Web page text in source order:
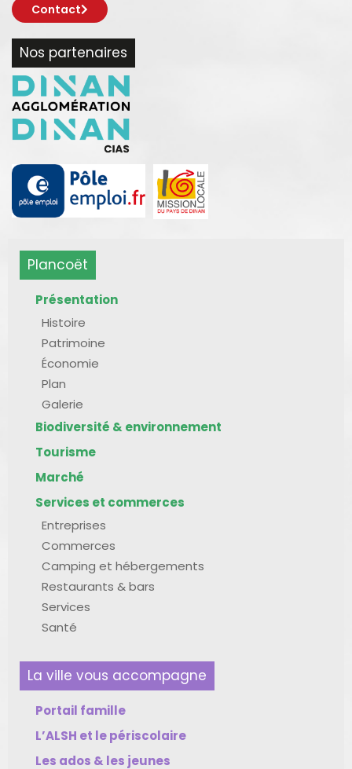
Contact
Nos partenaires
Plancoët
Présentation
Histoire
Patrimoine
Économie
Plan
Galerie
Biodiversité & environnement
Tourisme
Marché
Services et commerces
Entreprises
Commerces
Camping et hébergements
Restaurants & bars
Services
Santé
La ville vous accompagne
Portail famille
L’ALSH et le périscolaire
Les ados & les jeunes